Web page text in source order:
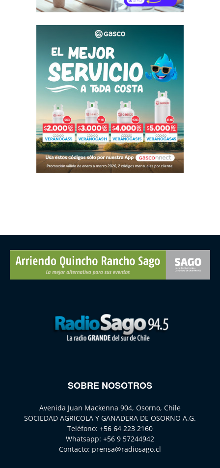
SOBRE NOSOTROS
Avenida Juan Mackenna 904, Osorno, Chile
SOCIEDAD AGRICOLA Y GANADERA DE OSORNO A.G.
Teléfono: +56 64 223 2160
Whatsapp: +56 9 57244942
Contacto: prensa@radiosago.cl